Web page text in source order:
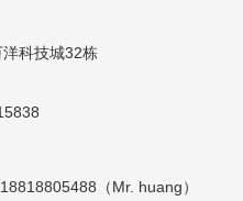
科技城32栋
18818805488（Mr. huang）